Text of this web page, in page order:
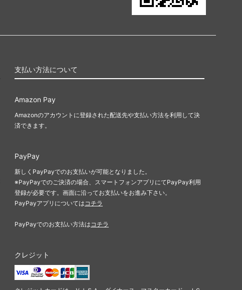
支払い方法について
Amazon Pay
Amazonのアカウントに登録された配送先や支払い方法を利用して決
済できます。
PayPay
新しくPayPayでのお支払いが可能となりました。
※PayPayでのご決済の場合、スマートフォンアプリにてPayPay利用
登録が必要です。画面に沿ってお支払いをお進み下さい。
PayPayアプリについては コチラ
PayPayでのお支払い方法は コチラ
クレジット